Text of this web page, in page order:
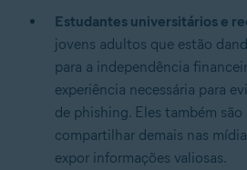
Estudantes universitários e
jovens adultos que estão
para a independência
experiência necessária para
de phishing. Eles também são
compartilhar demais nas
expor informações valiosas.